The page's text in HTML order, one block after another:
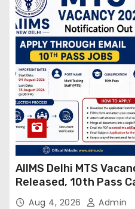
AIIMS Delhi MTS
Released, 10th Pass
Through Email
Aug 4, 2026 Admin